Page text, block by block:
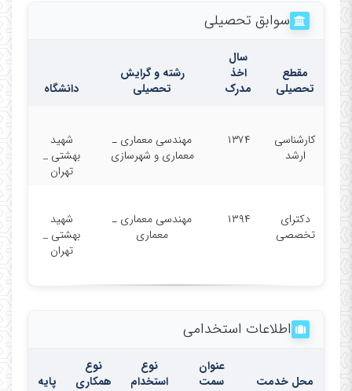
سوابق تحصیلی
مقطع
تحصیلی
سال
اخذ
مدرک
رشته و گرایش
تحصیلی
دانشگاه
کارشناسی
ارشد
۱۳۷۴
مهندسی معماری ـ
معماری و شهرسازی
شهید
بهشتی _
تهران
دکترای
تخصصی
۱۳۹۴
مهندسی معماری ـ
معماری
شهید
بهشتی _
تهران
اطلاعات استخدامی
محل خدمت
عنوان
سمت
نوع
استخدام
نوع
همکاری
پایه